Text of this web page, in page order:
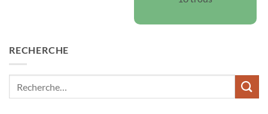
RECHERCHE